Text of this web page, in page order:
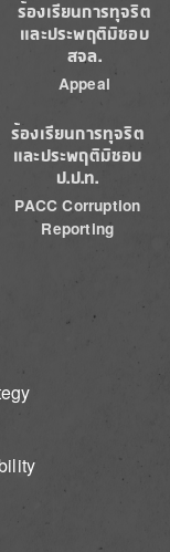
ร้องเรียนการทุจริต
และประพฤติมิชอบ
สจล.
Appeal
ร้องเรียนการทุจริต
และประพฤติมิชอบ
ป.ป.ท.
PACC Corruption
Reporting